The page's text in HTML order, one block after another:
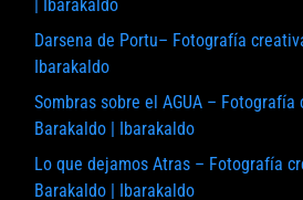
| Ibarakaldo
Darsena de Portu– Fotografía
Ibarakaldo
Sombras sobre el AGUA –
Barakaldo | Ibarakaldo
Lo que dejamos Atras – Fotografía
Barakaldo | Ibarakaldo